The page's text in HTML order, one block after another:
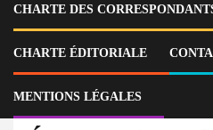
CHARTE DES
CHARTE ÉDITORIALE
MENTIONS LÉGALES
Home
Actu
États-Unis : début de la sélection du
Menendez pour corruption
À la Une Actu